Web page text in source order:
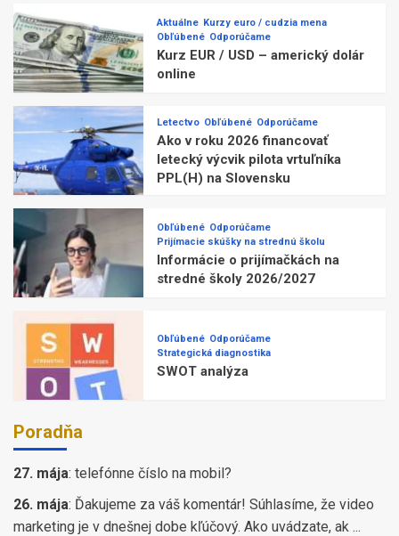
Aktuálne Kurzy euro / cudzia mena
Obľúbené Odporúčame
Kurz EUR / USD – americký dolár
online
Letectvo Obľúbené Odporúčame
Ako v roku 2026 financovať
letecký výcvik pilota vrtuľníka
PPL(H) na Slovensku
Obľúbené Odporúčame
Prijímacie skúšky na strednú školu
Informácie o prijímačkách na
stredné školy 2026/2027
Obľúbené Odporúčame
Strategická diagnostika
SWOT analýza
Poradňa
27. mája: telefónne číslo na mobil?
26. mája: Ďakujeme za váš komentár! Súhlasíme, že video
marketing je v dnešnej dobe kľúčový. Ako uvádzate, ak ...